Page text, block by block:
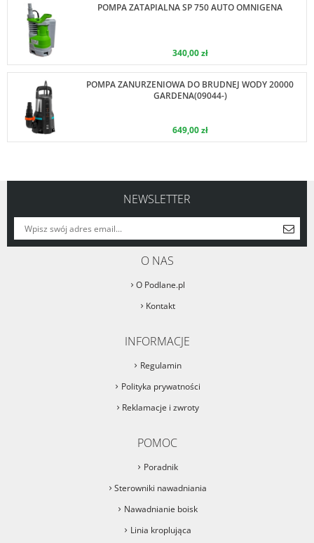
POMPA ZATAPIALNA SP 750 AUTO OMNIGENA
340,00 zł
POMPA ZANURZENIOWA DO BRUDNEJ WODY 20000
GARDENA(09044-)
649,00 zł
NEWSLETTER
O NAS
O Podlane.pl
Kontakt
INFORMACJE
Regulamin
Polityka prywatności
Reklamacje i zwroty
POMOC
Poradnik
Sterowniki nawadniania
Nawadnianie boisk
Linia kroplująca